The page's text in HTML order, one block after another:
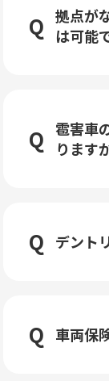
拠点が
は可能
雹害車
ります
デント
車両保